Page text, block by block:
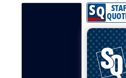
Attenzione! Esegui l'accesso per
SQ